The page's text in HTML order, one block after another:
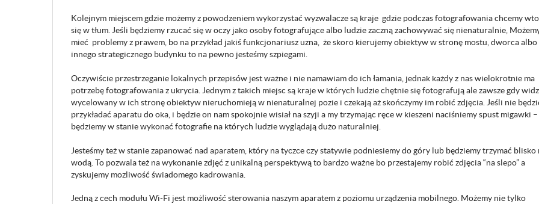
Kolejnym miejscem gdzie możemy z powodzeniem wykorzystać wyzwalacze są kraje gdzie podczas fotografowania chcemy
się w tłum. Jeśli będziemy rzucać się w oczy jako osoby fotografujące albo ludzie zaczną zachowywać się nienaturalnie,
mieć problemy z prawem, bo na przykład jakiś funkcjonariusz uzna, że skoro kierujemy obiektyw w stronę mostu, dworca albo
innego strategicznego budynku to na pewno jesteśmy szpiegami.
Oczywiście przestrzeganie lokalnych przepisów jest ważne i nie namawiam do ich łamania, jednak każdy z nas wielokrotnie ma
potrzebę fotografowania z ukrycia. Jednym z takich miejsc są kraje w których ludzie chętnie się fotografują ale zawsze gdy
wycelowany w ich stronę obiektyw nieruchomieją w nienaturalnej pozie i czekają aż skończymy im robić zdjęcia. Jeśli nie
przykładać aparatu do oka, i będzie on nam spokojnie wisiał na szyji a my trzymając ręce w kieszeni naciśniemy spust migawki –
będziemy w stanie wykonać fotografie na których ludzie wyglądają dużo naturalniej.
Jesteśmy też w stanie zapanować nad aparatem, który na tyczce czy statywie podniesiemy do góry lub będziemy trzymać blisko
wodą. To pozwala też na wykonanie zdjęć z unikalną perspektywą to bardzo ważne bo przestajemy robić zdjęcia “na slepo” a
zyskujemy mozliwość świadomego kadrowania.
Jedną z cech modułu Wi-Fi jest możliwość sterowania naszym aparatem z poziomu urządzenia mobilnego. Możemy nie tylko